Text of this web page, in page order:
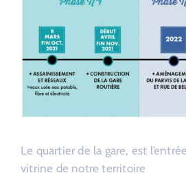
Le quartier de la gare, est
vitrine de notre territoire